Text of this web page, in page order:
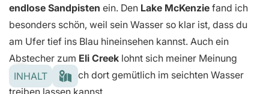
endlose Sandpisten ein. Den Lake McKenzie fand ich
besonders schön, weil sein Wasser so klar ist, dass du
am Ufer tief ins Blau hineinsehen kannst. Auch ein
Abstecher zum Eli Creek lohnt sich meiner Meinung
nach, weil du dich dort gemütlich im seichten Wasser
INHALT